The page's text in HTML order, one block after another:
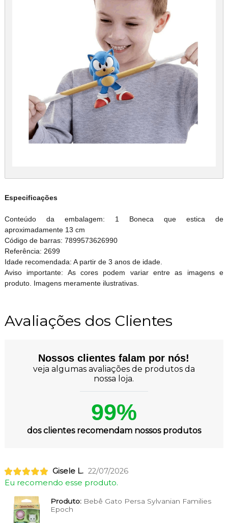
Especificações
Conteúdo da embalagem: 1 Boneca que estica de
aproximadamente 13 cm
Código de barras: 7899573626990
Referência: 2699
Idade recomendada: A partir de 3 anos de idade.
Aviso importante: As cores podem variar entre as imagens e
produto. Imagens meramente ilustrativas.
Avaliações dos Clientes
Nossos clientes falam por nós!
veja algumas avaliações de produtos da
nossa loja.
99%
dos clientes recomendam nossos produtos
Gisele L. 22/07/2026
Eu recomendo esse produto.
Produto:Bebê Gato Persa Sylvanian Families
Epoch